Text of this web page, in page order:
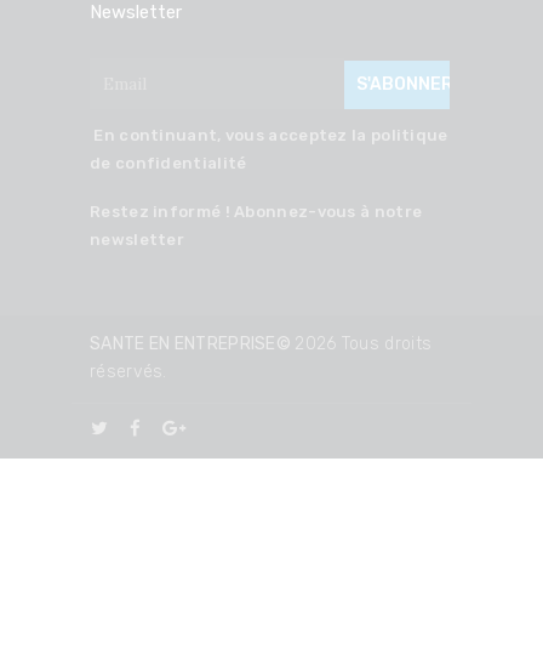
Newsletter
En continuant, vous acceptez la politique
de confidentialité
Restez informé ! Abonnez-vous à notre
newsletter
SANTE EN ENTREPRISE© 2026 Tous droits
réservés.